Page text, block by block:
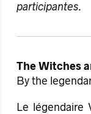
participantes.
The Witches
By the
Le légendaire